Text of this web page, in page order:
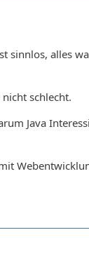
sinnlos, alles
schlecht.
Java